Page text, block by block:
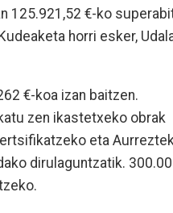
125.921,52 €-ko
horri esker,
€-koa izan baitzen.
zen ikastetxeko obrak
eta
dirulaguntzatik.